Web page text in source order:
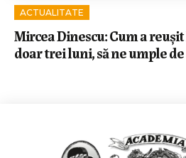
ACTUALITATE
Mircea Dinescu: Cum a
doar trei luni, să ne umple